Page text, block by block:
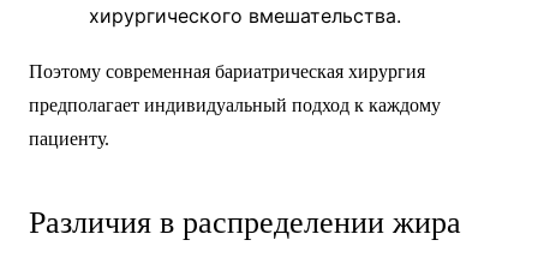
хирургического вмешательства.
Поэтому современная бариатрическая хирургия
предполагает индивидуальный подход к каждому
пациенту.
Различия в распределении жира